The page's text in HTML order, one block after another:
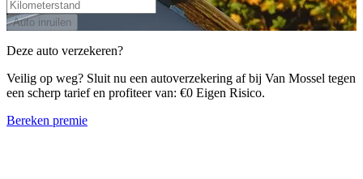
Auto inruilen
Deze auto verzekeren?
Veilig op weg? Sluit nu een autoverzekering af bij Van Mossel tegen
een scherp tarief en profiteer van: €0 Eigen Risico.
Bereken premie